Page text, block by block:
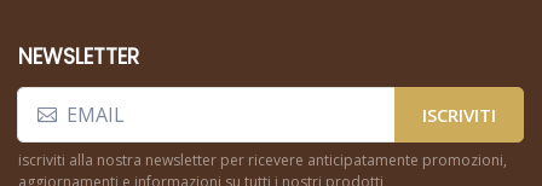
NEWSLETTER
ISCRIVITI
iscriviti alla nostra newsletter per ricevere anticipatamente promozioni,
aggiornamenti e informazioni su tutti i nostri prodotti